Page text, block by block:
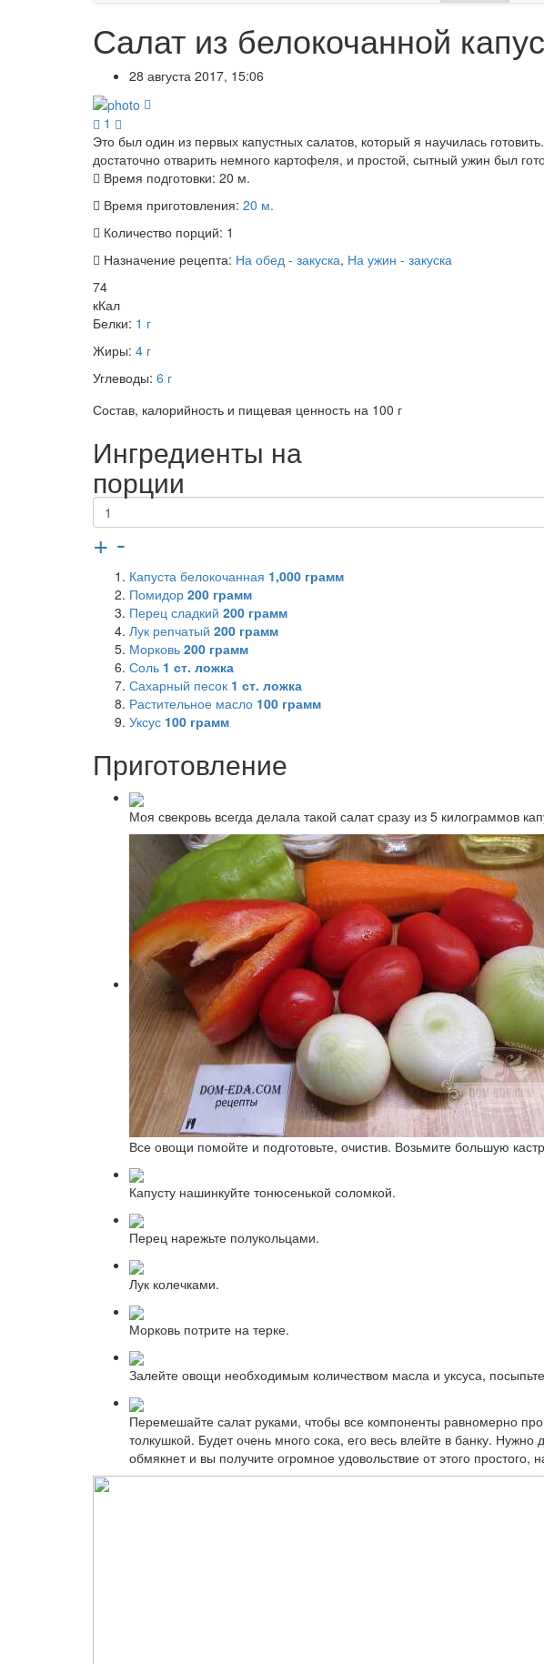
Салат из белокочанной
28 августа 2017, 15:06
1
Это был один из первых капустных салатов, который я научилась
достаточно отварить немного картофеля, и простой, сытный ужин был
Время подготовки: 20 м.
Время приготовления: 20 м.
Количество порций: 1
Назначение рецепта: На обед - закуска, На ужин - закуска
74
кКал
Белки: 1 г
Жиры: 4 г
Углеводы: 6 г
Состав, калорийность и пищевая ценность на 100 г
Ингредиенты на
порции
+ -
Капуста белокочанная 1,000 грамм
Помидор 200 грамм
Перец сладкий 200 грамм
Лук репчатый 200 грамм
Морковь 200 грамм
Соль 1 ст. ложка
Сахарный песок 1 ст. ложка
Растительное масло 100 грамм
Уксус 100 грамм
Приготовление
Моя свекровь всегда делала такой салат сразу из 5 килограммов
Все овощи помойте и подготовьте, очистив. Возьмите большую
Капусту нашинкуйте тонюсенькой соломкой.
Перец нарежьте полукольцами.
Лук колечками.
Морковь потрите на терке.
Залейте овощи необходимым количеством масла и уксуса,
Перемешайте салат руками, чтобы все компоненты равномерно
толкушкой. Будет очень много сока, его весь влейте в банку.
обмякнет и вы получите огромное удовольствие от этого